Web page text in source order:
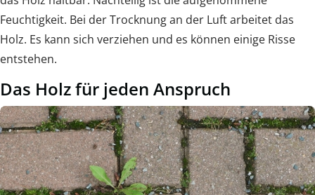
Feuchtigkeit. Bei der Trocknung an der Luft arbeitet das
Holz. Es kann sich verziehen und es können einige Risse
entstehen.
Das Holz für jeden Anspruch